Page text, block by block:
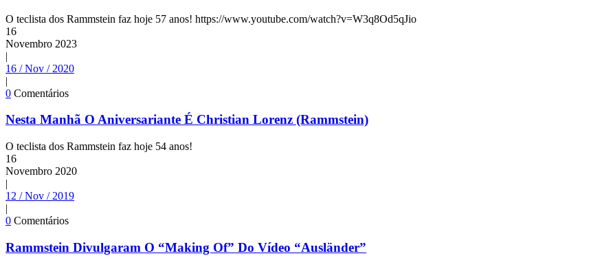
O teclista dos Rammstein faz hoje 57 anos! https://www.youtube.com/watch?v=W3q8Od5qJio
16
Novembro 2023
|
16 / Nov / 2020
|
0 Comentários
Nesta Manhã O Aniversariante É Christian Lorenz (Rammstein)
O teclista dos Rammstein faz hoje 54 anos!
16
Novembro 2020
|
12 / Nov / 2019
|
0 Comentários
Rammstein Divulgaram O “Making Of” Do Vídeo “Ausländer”